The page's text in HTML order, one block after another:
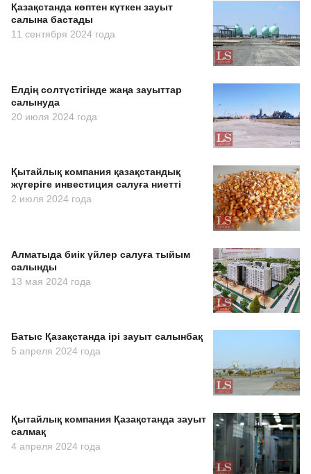
Қазақстанда көптен күткен зауыт
салына бастады
11 сентября 2024 года
Елдің солтүстігінде жаңа зауыттар
салынуда
20 июля 2024 года
Қытайлық компания қазақстандық
жүгеріге инвестиция салуға ниетті
2 июля 2024 года
Алматыда биік үйлер салуға тыйым
салынды
13 мая 2024 года
Батыс Қазақстанда ірі зауыт салынбақ
5 апреля 2024 года
Қытайлық компания Қазақстанда зауыт
салмақ
4 апреля 2024 года